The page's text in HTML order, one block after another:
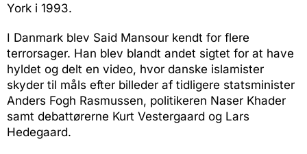
York i 1993.
I Danmark blev Said Mansour kendt for flere
terrorsager. Han blev blandt andet sigtet for at have
hyldet og delt en video, hvor danske islamister
skyder til måls efter billeder af tidligere statsminister
Anders Fogh Rasmussen, politikeren Naser Khader
samt debattørerne Kurt Vestergaard og Lars
Hedegaard.